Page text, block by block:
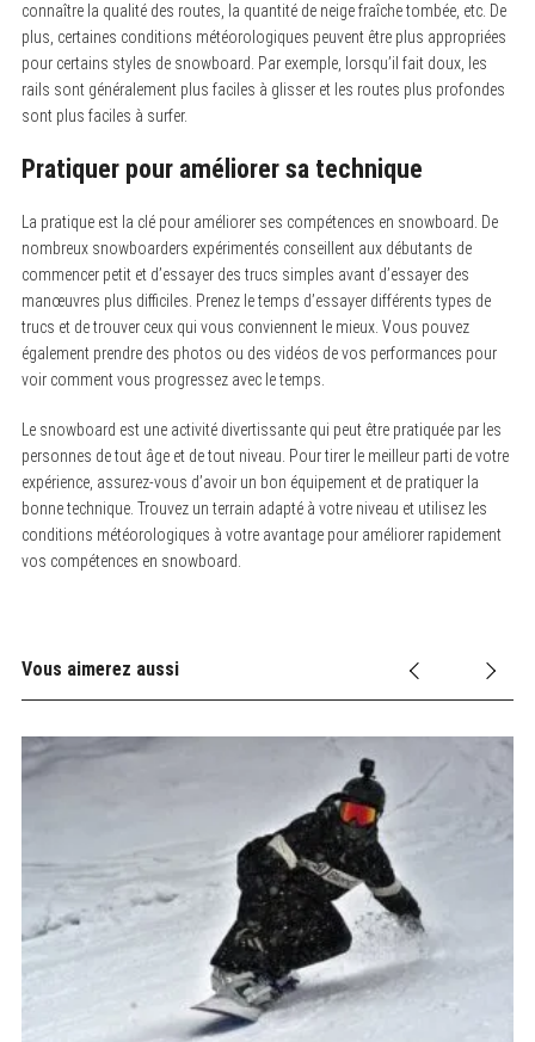
connaître la qualité des routes, la quantité de neige fraîche tombée, etc. De
plus, certaines conditions météorologiques peuvent être plus appropriées
pour certains styles de snowboard. Par exemple, lorsqu’il fait doux, les
rails sont généralement plus faciles à glisser et les routes plus profondes
sont plus faciles à surfer.
Pratiquer pour améliorer sa technique
La pratique est la clé pour améliorer ses compétences en snowboard. De
nombreux snowboarders expérimentés conseillent aux débutants de
commencer petit et d’essayer des trucs simples avant d’essayer des
manœuvres plus difficiles. Prenez le temps d’essayer différents types de
trucs et de trouver ceux qui vous conviennent le mieux. Vous pouvez
également prendre des photos ou des vidéos de vos performances pour
voir comment vous progressez avec le temps.
Le snowboard est une activité divertissante qui peut être pratiquée par les
personnes de tout âge et de tout niveau. Pour tirer le meilleur parti de votre
expérience, assurez-vous d’avoir un bon équipement et de pratiquer la
bonne technique. Trouvez un terrain adapté à votre niveau et utilisez les
conditions météorologiques à votre avantage pour améliorer rapidement
vos compétences en snowboard.
Vous aimerez aussi
r
c
f
o
r
: